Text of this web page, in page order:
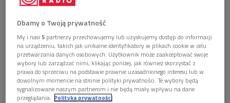
Po spotkaniu z nagraniami obchodzącej w tym roku 20-lecie
oficyny Sublime Frequencies, pozostaliśmy przy wątku
punkowej etnografii i tzw. nurtu world music 2.0.
Tym razem słuchaliśmy m.in. przełomowego albumu
"Cambodian Rocks" (1995) – prawdopodobnie pierwszej,
wydanej na Zachodzie płyty z kambodżańskim rockiem i
psychodelią lat 60. i 70.
Dbamy o Twoją prywatność
My i nasi5 partnerzy przechowujemy lub uzyskujemy dostęp do informacji
na urządzeniu, takich jak unikalne identyfikatory w plikach cookie w celu
przetwarzania danych osobowych. Użytkownik może zaakceptować swoje
wybory lub zarządzać nimi, klikając poniżej, jak również skorzystać z
prawa do sprzeciwu na podstawie prawnie uzasadnionego interesu lub w
dowolnym momencie na stronie polityki prywatności. Te wybory będą
sygnalizowane naszym partnerom i nie będą miały wpływu na dane
przeglądania. Polityka prywatności